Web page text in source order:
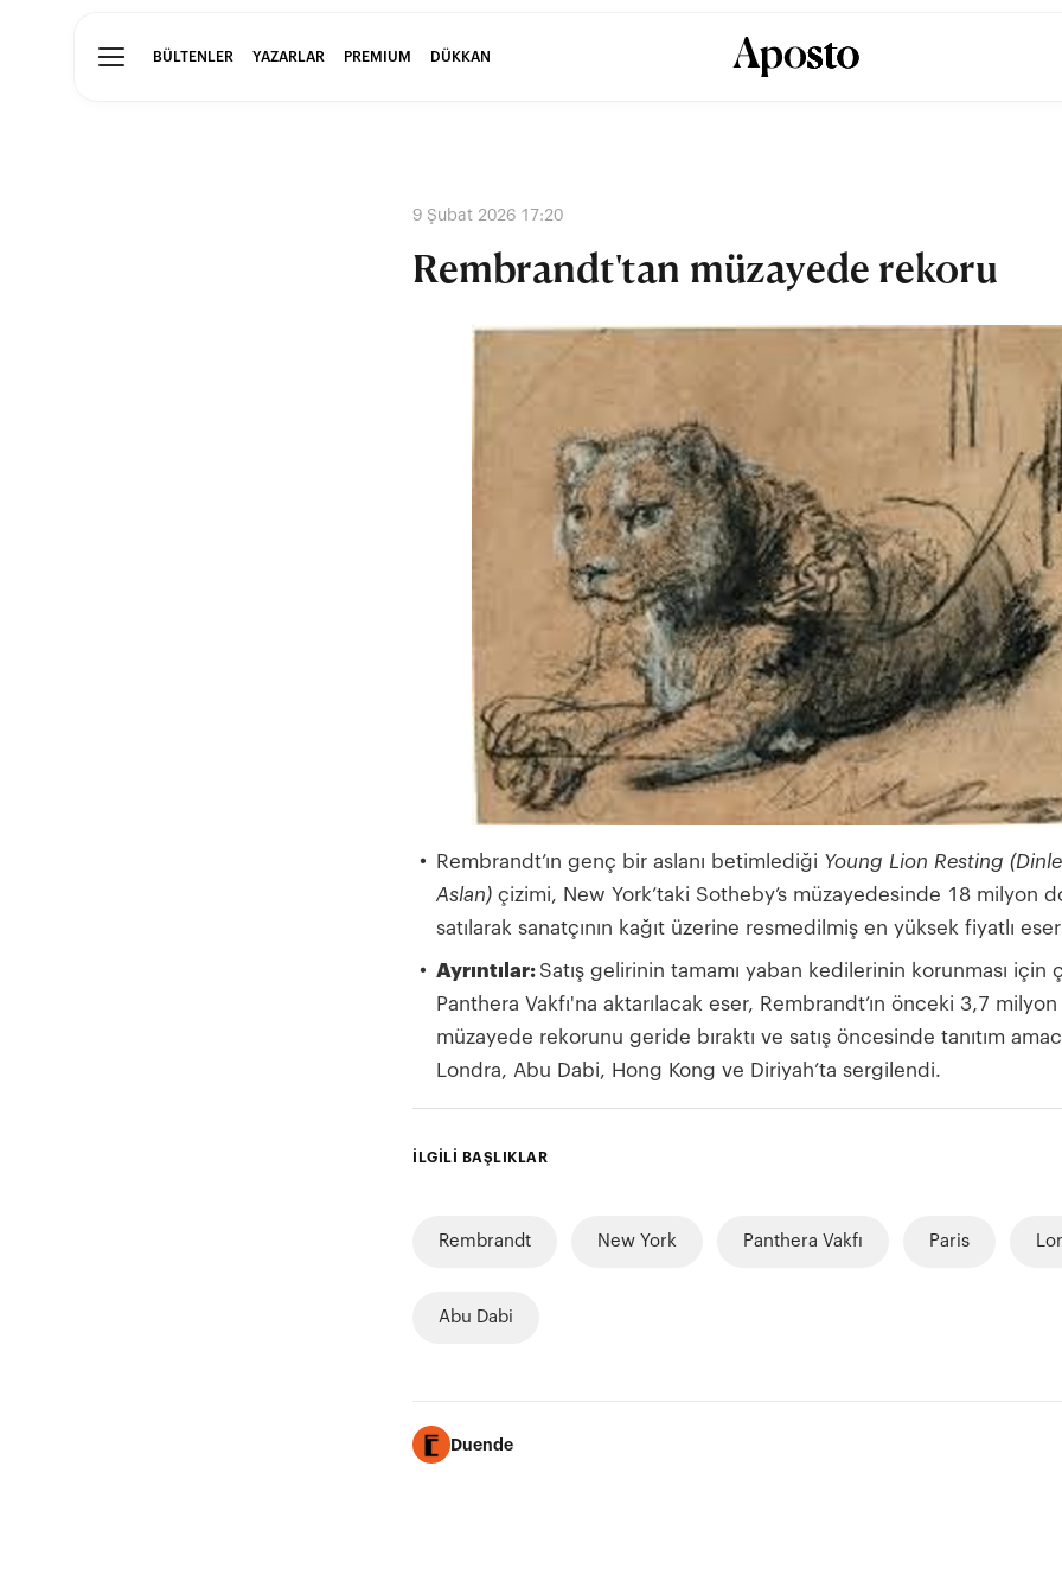
BÜLTENLER YAZARLAR PREMIUM DÜKKAN
9 Şubat 2026 17:20
Rembrandt'tan müzayede rekoru
Rembrandt’ın genç bir aslanı betimlediği Young Lion Resting
Aslan) çizimi, New York’taki Sotheby’s müzayedesinde 18 milyon
satılarak sanatçının kağıt üzerine resmedilmiş en yüksek fiyatlı
Ayrıntılar: Satış gelirinin tamamı yaban kedilerinin korunması için
Panthera Vakfı'na aktarılacak eser, Rembrandt’ın önceki 3,7 milyon
müzayede rekorunu geride bıraktı ve satış öncesinde tanıtım
Londra, Abu Dabi, Hong Kong ve Diriyah’ta sergilendi.
İLGİLİ BAŞLIKLAR
Rembrandt New York Panthera Vakfı Paris
Abu Dabi
Duende